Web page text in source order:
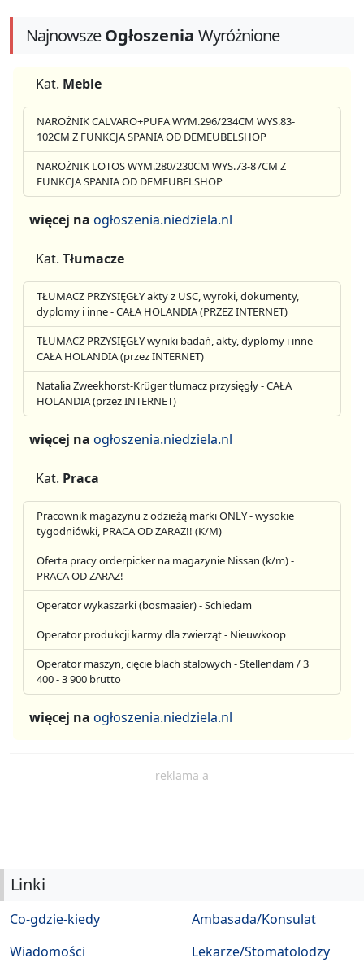
NajnowszeOgłoszenia Wyróżnione
Kat. Meble
NAROŻNIK CALVARO+PUFA WYM.296/234CM WYS.83-
102CM Z FUNKCJA SPANIA OD DEMEUBELSHOP
NAROŻNIK LOTOS WYM.280/230CM WYS.73-87CM Z
FUNKCJA SPANIA OD DEMEUBELSHOP
więcej na ogłoszenia.niedziela.nl
Kat. Tłumacze
TŁUMACZ PRZYSIĘGŁY akty z USC, wyroki, dokumenty,
dyplomy i inne - CAŁA HOLANDIA (PRZEZ INTERNET)
TŁUMACZ PRZYSIĘGŁY wyniki badań, akty, dyplomy i inne
CAŁA HOLANDIA (przez INTERNET)
Natalia Zweekhorst-Krüger tłumacz przysięgły - CAŁA
HOLANDIA (przez INTERNET)
więcej na ogłoszenia.niedziela.nl
Kat. Praca
Pracownik magazynu z odzieżą marki ONLY - wysokie
tygodniówki, PRACA OD ZARAZ!! (K/M)
Oferta pracy orderpicker na magazynie Nissan (k/m) -
PRACA OD ZARAZ!
Operator wykaszarki (bosmaaier) - Schiedam
Operator produkcji karmy dla zwierząt - Nieuwkoop
Operator maszyn, cięcie blach stalowych - Stellendam / 3
400 - 3 900 brutto
więcej na ogłoszenia.niedziela.nl
reklama a
Linki
Co-gdzie-kiedy
Wiadomości
Ambasada/Konsulat
Lekarze/Stomatolodzy